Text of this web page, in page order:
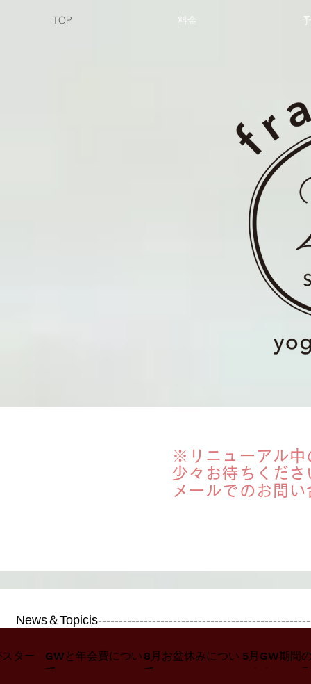
TOP 料金
​※リニューアル中
少々お待ちくださ
メールでのお問
News＆
ター
GWと年会費につい
て
8月お盆休みについ
て
5月GW期間
スンについて